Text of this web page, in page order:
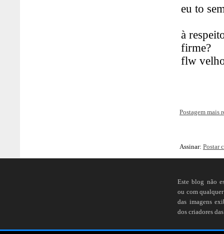
Postagem mais
Assinar: Postar
Este blog não
ou com
das imagens
dos criadores